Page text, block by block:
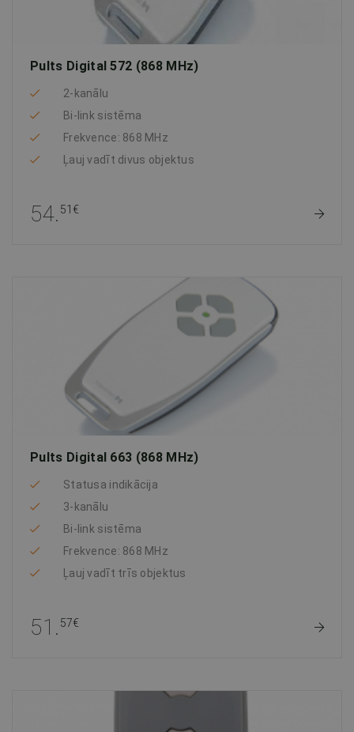
Pults Digital 572 (868 MHz)
2-kanālu
Bi-link sistēma
Frekvence: 868 MHz
Ļauj vadīt divus objektus
54. 51€
Pults Digital 663 (868 MHz)
Statusa indikācija
3-kanālu
Bi-link sistēma
Frekvence: 868 MHz
Ļauj vadīt trīs objektus
51. 57€